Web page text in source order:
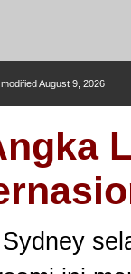
August 9, 2026